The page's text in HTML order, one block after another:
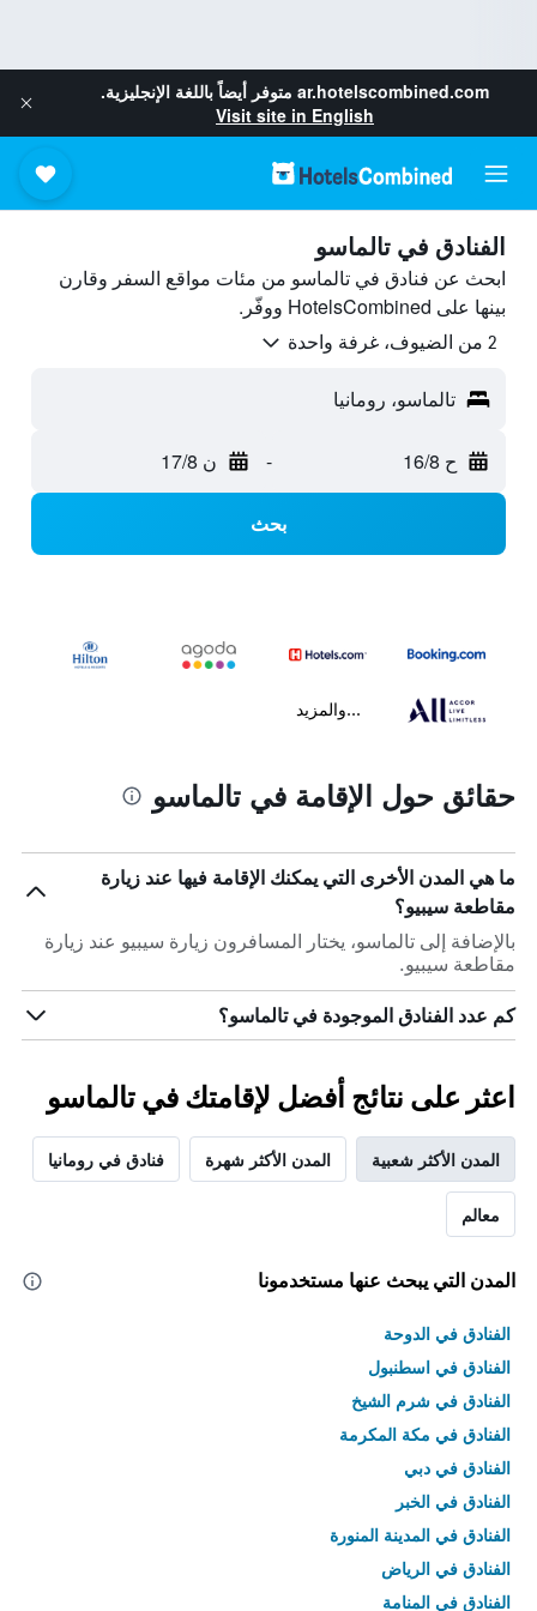
ar.hotelscombined.com متوفر أيضاً باللغة الإنجليزية.
Visit site in English
الفنادق في تالماسو
ابحث عن فنادق في تالماسو من مئات مواقع السفر وقارن
بينها على HotelsCombined ووفّر.
2 من الضيوف، غرفة واحدة
تالماسو، رومانيا
ح 16/8 - ن 17/8
بحث
...والمزيد
حقائق حول الإقامة في تالماسو
ما هي المدن الأخرى التي يمكنك الإقامة فيها عند زيارة
مقاطعة سيبيو؟
بالإضافة إلى تالماسو، يختار المسافرون زيارة سيبيو عند زيارة
مقاطعة سيبيو.
كم عدد الفنادق الموجودة في تالماسو؟
اعثر على نتائج أفضل لإقامتك في تالماسو
المدن الأكثر شعبية المدن الأكثر شهرة فنادق في رومانيا
معالم
المدن التي يبحث عنها مستخدمونا
الفنادق في الدوحة
الفنادق في اسطنبول
الفنادق في شرم الشيخ
الفنادق في مكة المكرمة
الفنادق في دبي
الفنادق في الخبر
الفنادق في المدينة المنورة
الفنادق في الرياض
الفنادق في المنامة